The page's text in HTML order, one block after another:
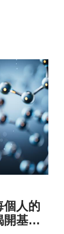
個人的
基因